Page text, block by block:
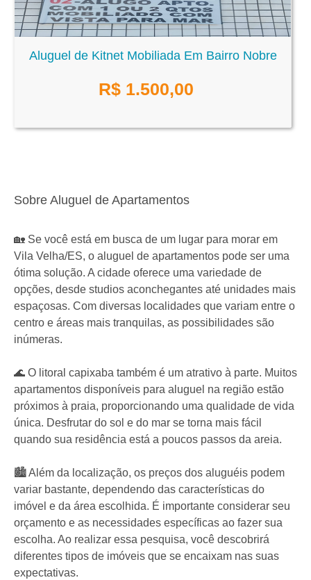
Aluguel de Kitnet Mobiliada Em Bairro Nobre
R$ 1.500,00
Sobre Aluguel de Apartamentos
🏡 Se você está em busca de um lugar para morar em
Vila Velha/ES, o aluguel de apartamentos pode ser uma
ótima solução. A cidade oferece uma variedade de
opções, desde studios aconchegantes até unidades mais
espaçosas. Com diversas localidades que variam entre o
centro e áreas mais tranquilas, as possibilidades são
inúmeras.
🌊 O litoral capixaba também é um atrativo à parte. Muitos
apartamentos disponíveis para aluguel na região estão
próximos à praia, proporcionando uma qualidade de vida
única. Desfrutar do sol e do mar se torna mais fácil
quando sua residência está a poucos passos da areia.
🏙️ Além da localização, os preços dos aluguéis podem
variar bastante, dependendo das características do
imóvel e da área escolhida. É importante considerar seu
orçamento e as necessidades específicas ao fazer sua
escolha. Ao realizar essa pesquisa, você descobrirá
diferentes tipos de imóveis que se encaixam nas suas
expectativas.